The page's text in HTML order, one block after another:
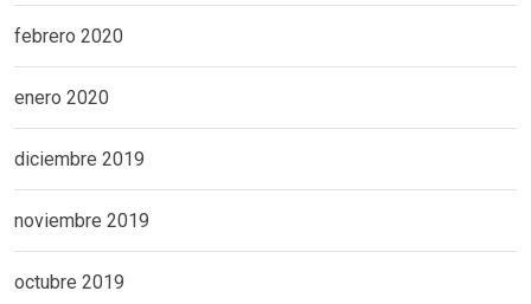
febrero 2020
enero 2020
diciembre 2019
noviembre 2019
octubre 2019